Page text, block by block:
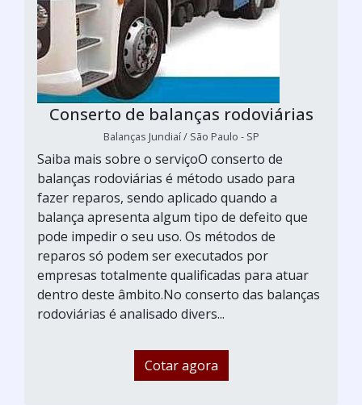
Conserto de balanças rodoviárias
Balanças Jundiaí / São Paulo - SP
Saiba mais sobre o serviçoO conserto de
balanças rodoviárias é método usado para
fazer reparos, sendo aplicado quando a
balança apresenta algum tipo de defeito que
pode impedir o seu uso. Os métodos de
reparos só podem ser executados por
empresas totalmente qualificadas para atuar
dentro deste âmbito.No conserto das balanças
rodoviárias é analisado divers...
Cotar agora